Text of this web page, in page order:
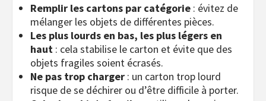
Remplir les cartons par catégorie : évitez de
mélanger les objets de différentes pièces.
Les plus lourds en bas, les plus légers en
haut : cela stabilise le carton et évite que des
objets fragiles soient écrasés.
Ne pas trop charger : un carton trop lourd
risque de se déchirer ou d’être difficile à porter.